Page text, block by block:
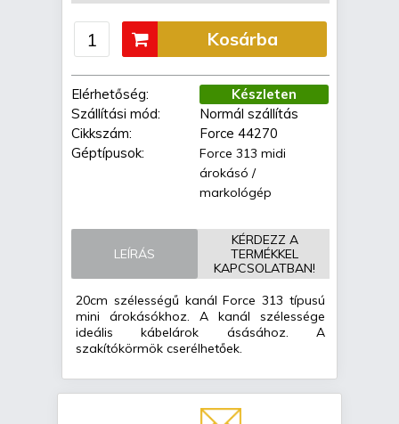
Elérhetőség:
Készleten
Szállítási mód:
Normál szállítás
Cikkszám:
Force 44270
Géptípusok:
Force 313 midi
árokásó /
markológép
Kosárba
LEÍRÁS
KÉRDEZZ A
TERMÉKKEL
KAPCSOLATBAN!
20cm szélességű kanál Force 313 típusú
mini árokásókhoz. A kanál szélessége
ideális kábelárok ásásához. A
szakítókörmök cserélhetőek.